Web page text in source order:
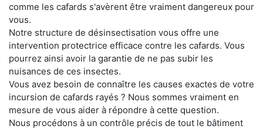
comme les cafards s'avèrent être vraiment dangereux pour
vous.
Notre structure de désinsectisation vous offre une
intervention protectrice efficace contre les cafards. Vous
pourrez ainsi avoir la garantie de ne pas subir les
nuisances de ces insectes.
Vous avez besoin de connaître les causes exactes de votre
incursion de cafards rayés ? Nous sommes vraiment en
mesure de vous aider à répondre à cette question.
Nous procédons à un contrôle précis de tout le bâtiment